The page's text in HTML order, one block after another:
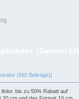
(592 Beiträge)]
bis zu 50% Rabatt auf